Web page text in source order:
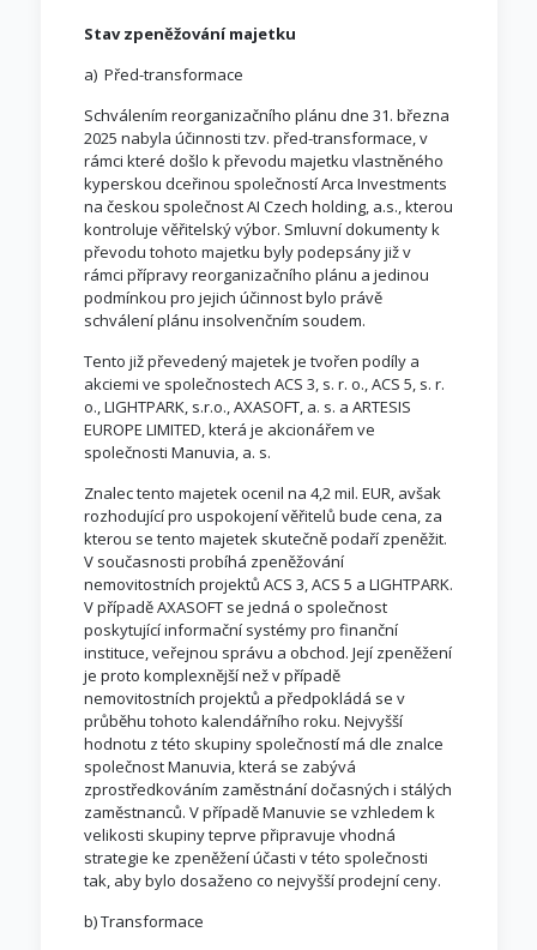
Stav zpeněžování majetku
a) Před-transformace
Schválením reorganizačního plánu dne 31. března
2025 nabyla účinnosti tzv. před-transformace, v
rámci které došlo k převodu majetku vlastněného
kyperskou dceřinou společností Arca Investments
na českou společnost AI Czech holding, a.s., kterou
kontroluje věřitelský výbor. Smluvní dokumenty k
převodu tohoto majetku byly podepsány již v
rámci přípravy reorganizačního plánu a jedinou
podmínkou pro jejich účinnost bylo právě
schválení plánu insolvenčním soudem.
Tento již převedený majetek je tvořen podíly a
akciemi ve společnostech ACS 3, s. r. o., ACS 5, s. r.
o., LIGHTPARK, s.r.o., AXASOFT, a. s. a ARTESIS
EUROPE LIMITED, která je akcionářem ve
společnosti Manuvia, a. s.
Znalec tento majetek ocenil na 4,2 mil. EUR, avšak
rozhodující pro uspokojení věřitelů bude cena, za
kterou se tento majetek skutečně podaří zpeněžit.
V současnosti probíhá zpeněžování
nemovitostních projektů ACS 3, ACS 5 a LIGHTPARK.
V případě AXASOFT se jedná o společnost
poskytující informační systémy pro finanční
instituce, veřejnou správu a obchod. Její zpeněžení
je proto komplexnější než v případě
nemovitostních projektů a předpokládá se v
průběhu tohoto kalendářního roku. Nejvyšší
hodnotu z této skupiny společností má dle znalce
společnost Manuvia, která se zabývá
zprostředkováním zaměstnání dočasných i stálých
zaměstnanců. V případě Manuvie se vzhledem k
velikosti skupiny teprve připravuje vhodná
strategie ke zpeněžení účasti v této společnosti
tak, aby bylo dosaženo co nejvyšší prodejní ceny.
b) Transformace